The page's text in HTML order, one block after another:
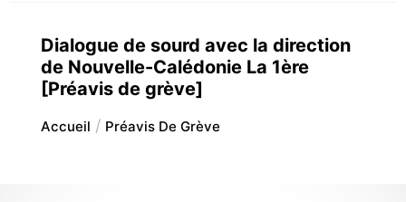
Dialogue de sourd avec la direction
de Nouvelle-Calédonie La 1ère
[Préavis de grève]
Accueil Préavis De Grève